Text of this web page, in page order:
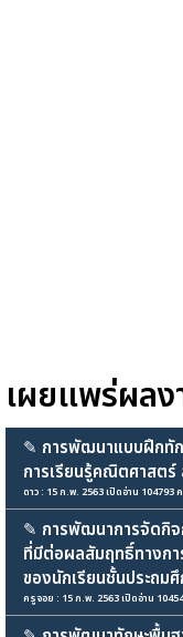
เผยแพร่ผลง
✎ การพัฒนาแบบฝึกทั
การเรียนรู้คณิตศาสตร์
ดาว : 15 ก.พ. 2563 เปิดอ่าน 104793
✎ การพัฒนาการจัดกิจ
ที่มีต่อผลสัมฤทธิ์ทางกา
ของนักเรียนชั้นประถม
ครูจอย : 15 ก.พ. 2563 เปิดอ่าน